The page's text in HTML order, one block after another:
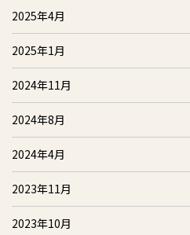
2025年4月
2025年1月
2024年11月
2024年8月
2024年4月
2023年11月
2023年10月